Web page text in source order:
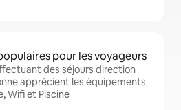
pour les voyageurs
des séjours direction
apprécient les équipements
Wifi et Piscine